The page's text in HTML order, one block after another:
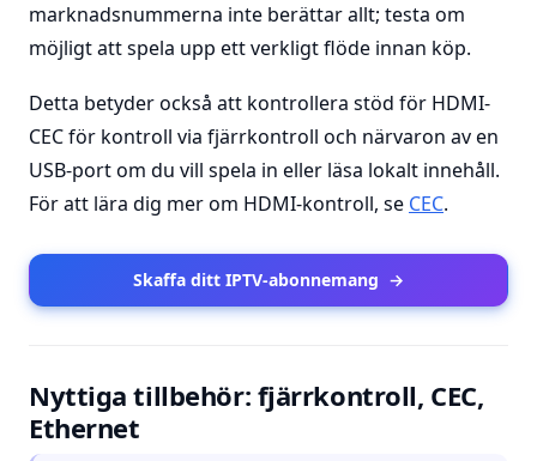
marknadsnummerna inte berättar allt; testa om
möjligt att spela upp ett verkligt flöde innan köp.
Detta betyder också att kontrollera stöd för HDMI-
CEC för kontroll via fjärrkontroll och närvaron av en
USB-port om du vill spela in eller läsa lokalt innehåll.
För att lära dig mer om HDMI-kontroll, se CEC.
Skaffa ditt IPTV-abonnemang →
Nyttiga tillbehör: fjärrkontroll, CEC,
Ethernet